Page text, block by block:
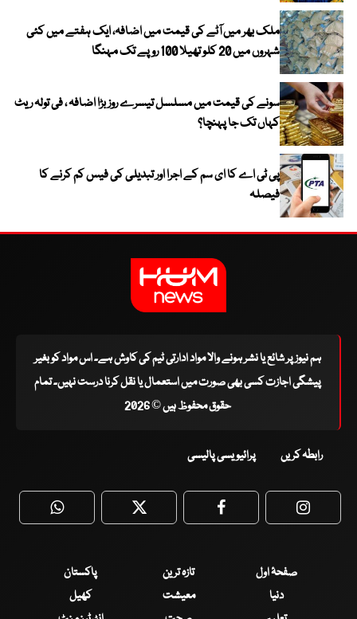
ملک بھر میں آٹے کی قیمت میں اضافہ، ایک ہفتے میں کئی
شہروں میں 20 کلو تھیلا 100 روپے تک مہنگا
سونے کی قیمت میں مسلسل تیسرے روز بڑا اضافہ ، فی تولہ ریٹ
کہاں تک جا پہنچا؟
پی ٹی اے کا ای سم کے اجرا اور تبدیلی کی فیس کم کرنے کا
فیصلہ
ہم نیوز پر شائع یا نشر ہونے والا مواد ادارتی ٹیم کی کاوش ہے۔ اس مواد کو بغیر
پیشگی اجازت کسی بھی صورت میں استعمال یا نقل کرنا درست نہیں۔ تمام
حقوق محفوظ ہیں © 2026
رابطہ کریں پرائیویسی پالیسی
WhatsApp Twitter Facebook
صفحۂ اول تازہ ترین
پاکستان
دنیا
معیشت
کھیل